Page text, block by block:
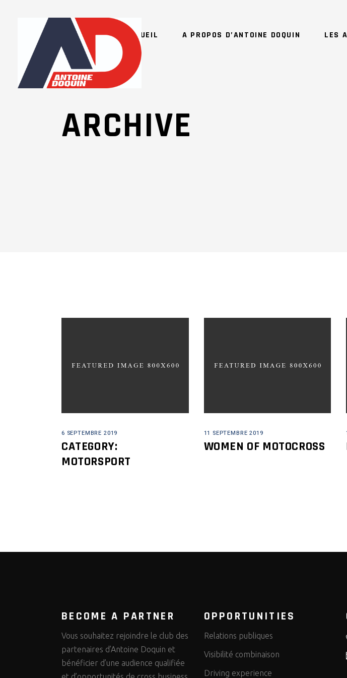
ACCUEIL A PROPOS D’ANTOINE DOQUIN LES
ARCHIVE
6 SEPTEMBRE 2019
CATEGORY:
MOTORSPORT
11 SEPTEMBRE 2019
WOMEN OF MOTOCROSS
BECOME A PARTNER
Vous souhaitez rejoindre le club des
partenaires d’Antoine Doquin et
bénéficier d’une audience qualifiée
OPPORTUNITIES
Relations publiques
Visibilité combinaison
Driving experience